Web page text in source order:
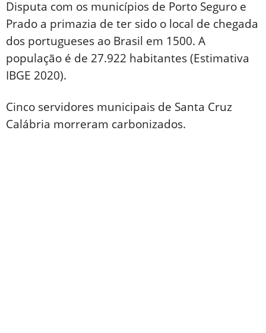
Disputa com os municípios de Porto Seguro e
Prado a primazia de ter sido o local de chegada
dos portugueses ao Brasil em 1500. A
população é de 27.922 habitantes (Estimativa
IBGE 2020).
Cinco servidores municipais de Santa Cruz
Calábria morreram carbonizados.